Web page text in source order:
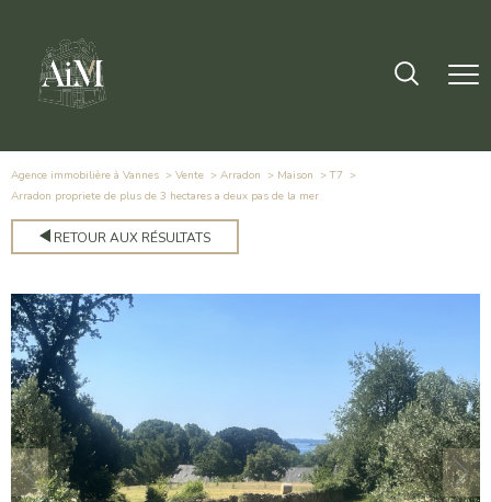
Agence immobilière à Vannes Vente Arradon Maison
T7
arradon propriete de plus de 3 hectares a deux pas de la mer
RETOUR AUX RÉSULTATS